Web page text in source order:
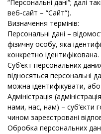
“Персональні дані“; далі
веб-сайт – “Сайт“).
Визначення термінів:
Персональні дані –
фізичну особу, яка
конкретно ідентифікована.
Суб’єкт персональних
відносяться персональні
можна ідентифікувати,
Адміністрація
нами, нас, нам) –
чином зареєстровані
Обробка персональних